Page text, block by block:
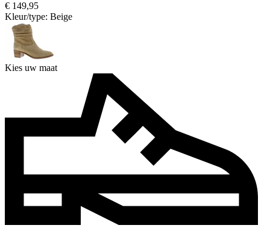
€ 149,95
Kleur/type: Beige
Kies uw maat